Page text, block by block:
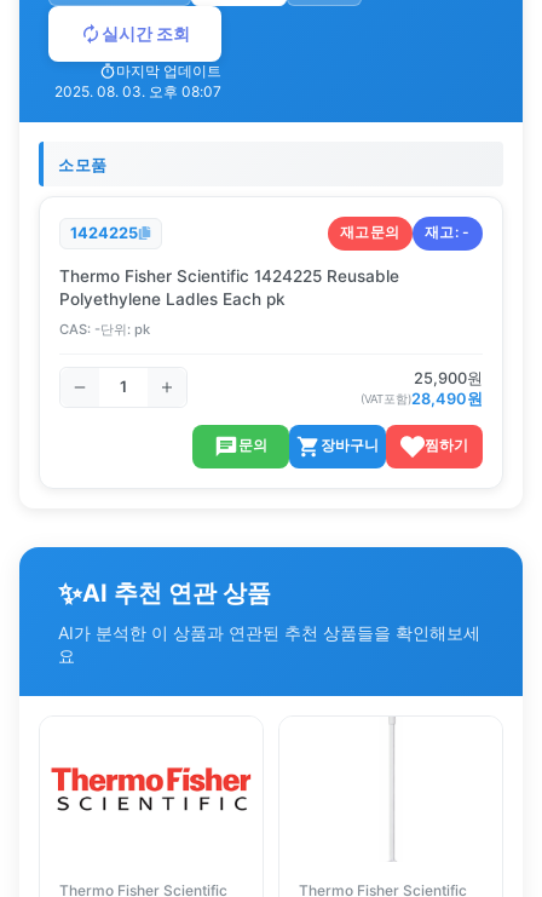
실시간 조회
마지막 업데이트
2025. 08. 03. 오후 08:07
소모품
1424225 재고문의 재고:-
Thermo Fisher Scientific 1424225 Reusable
Polyethylene Ladles Each pk
CAS: -단위: pk
25,900원
(VAT포함)28,490원
문의 장바구니 찜하기
✨AI 추천 연관 상품
AI가 분석한 이 상품과 연관된 추천 상품들을 확인해보세
요
Thermo Fisher Scientific Thermo Fisher Scientific